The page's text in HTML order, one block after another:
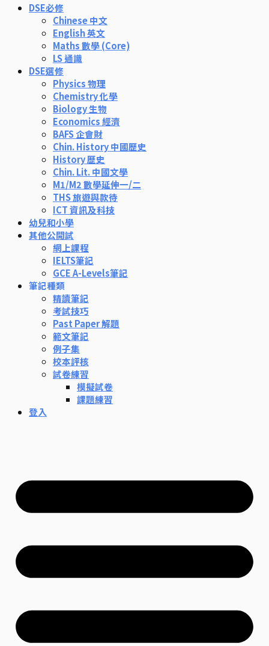
DSE必修
Chinese 中文
English 英文
Maths 數學 (Core)
LS 通識
DSE選修
Physics 物理
Chemistry 化學
Biology 生物
Economics 經濟
BAFS 企會財
Chin. History 中國歷史
History 歷史
Chin. Lit. 中國文學
M1/M2 數學延伸一/二
THS 旅遊與款待
ICT 資訊及科技
幼兒和小學
其他公開試
網上課程
IELTS筆記
GCE A-Levels筆記
筆記種類
精讀筆記
考試技巧
Past Paper 解題
範文筆記
例子集
校本評核
試卷練習
模擬試卷
課題練習
登入